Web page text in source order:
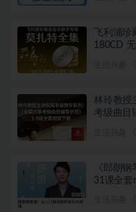
飞利浦
180CD
林玲教授
考级曲目
《郎朗
31课全套